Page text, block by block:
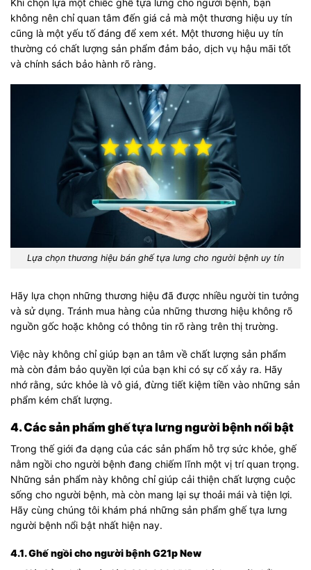
không nên chỉ quan tâm đến giá cả mà một thương hiệu uy tín
cũng là một yếu tố đáng để xem xét. Một thương hiệu uy tín
thường có chất lượng sản phẩm đảm bảo, dịch vụ hậu mãi tốt
và chính sách bảo hành rõ ràng.
Lựa chọn thương hiệu bán ghế tựa lưng cho người bệnh uy tín
Hãy lựa chọn những thương hiệu đã được nhiều người tin tưởng
và sử dụng. Tránh mua hàng của những thương hiệu không rõ
nguồn gốc hoặc không có thông tin rõ ràng trên thị trường.
Việc này không chỉ giúp bạn an tâm về chất lượng sản phẩm
mà còn đảm bảo quyền lợi của bạn khi có sự cố xảy ra. Hãy
nhớ rằng, sức khỏe là vô giá, đừng tiết kiệm tiền vào những sản
phẩm kém chất lượng.
4. Các sản phẩm ghế tựa lưng người bệnh nổi bật
Trong thế giới đa dạng của các sản phẩm hỗ trợ sức khỏe, ghế
nằm ngồi cho người bệnh đang chiếm lĩnh một vị trí quan trọng.
Những sản phẩm này không chỉ giúp cải thiện chất lượng cuộc
sống cho người bệnh, mà còn mang lại sự thoải mái và tiện lợi.
Hãy cùng chúng tôi khám phá những sản phẩm ghế tựa lưng
người bệnh nổi bật nhất hiện nay.
4.1. Ghế ngồi cho người bệnh G21p New